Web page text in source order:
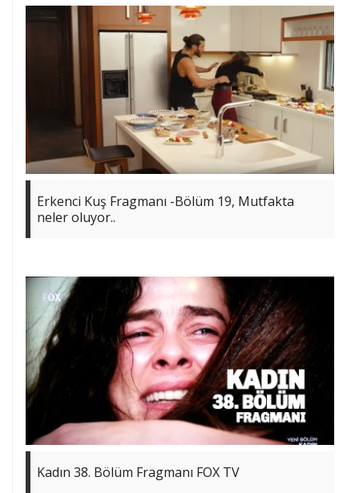
Erkenci Kuş Fragmanı -Bölüm 19, Mutfakta
neler oluyor..
Kadın 38. Bölüm Fragmanı FOX TV